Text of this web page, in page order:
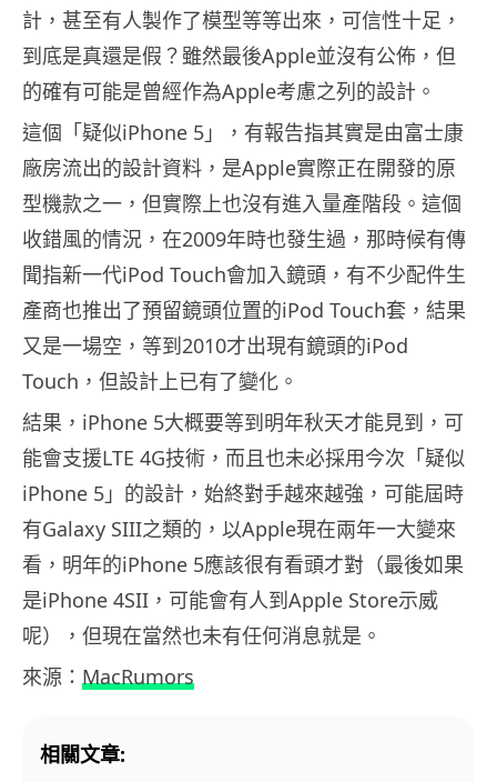
計，甚至有人製作了模型等等出來，可信性十足，
到底是真還是假？雖然最後Apple並沒有公佈，但
的確有可能是曾經作為Apple考慮之列的設計。
這個「疑似iPhone 5」，有報告指其實是由富士康
廠房流出的設計資料，是Apple實際正在開發的原
型機款之一，但實際上也沒有進入量產階段。這個
收錯風的情況，在2009年時也發生過，那時候有傳
聞指新一代iPod Touch會加入鏡頭，有不少配件生
產商也推出了預留鏡頭位置的iPod Touch套，結果
又是一場空，等到2010才出現有鏡頭的iPod
Touch，但設計上已有了變化。
結果，iPhone 5大概要等到明年秋天才能見到，可
能會支援LTE 4G技術，而且也未必採用今次「疑似
iPhone 5」的設計，始終對手越來越強，可能屆時
有Galaxy SIII之類的，以Apple現在兩年一大變來
看，明年的iPhone 5應該很有看頭才對（最後如果
是iPhone 4SII，可能會有人到Apple Store示威
呢），但現在當然也未有任何消息就是。
來源： MacRumors
相關文章: